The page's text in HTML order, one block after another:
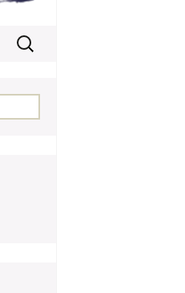
Buscar: